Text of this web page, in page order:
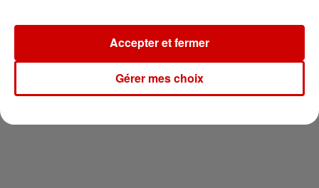
Newsletter
Gérer mes choix
Accepter et fermer